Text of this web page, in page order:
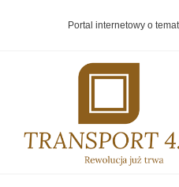
Portal internetowy o